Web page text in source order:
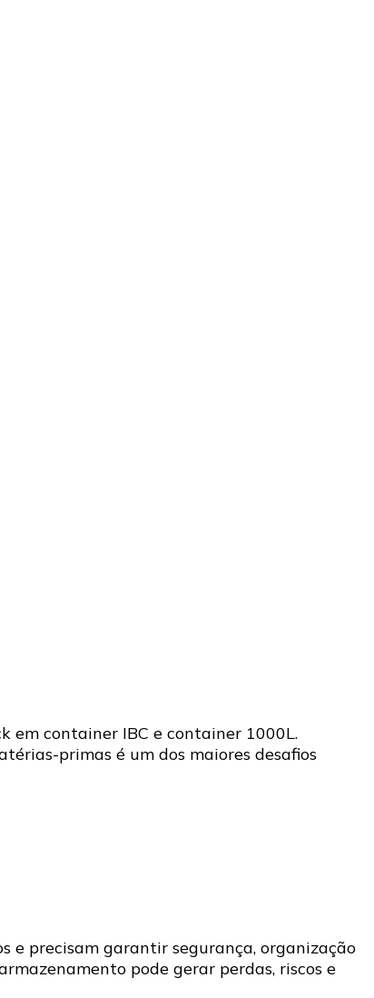
em container IBC e container 1000L.
primas é um dos maiores desafios
e precisam garantir segurança, organização
pode gerar perdas, riscos e